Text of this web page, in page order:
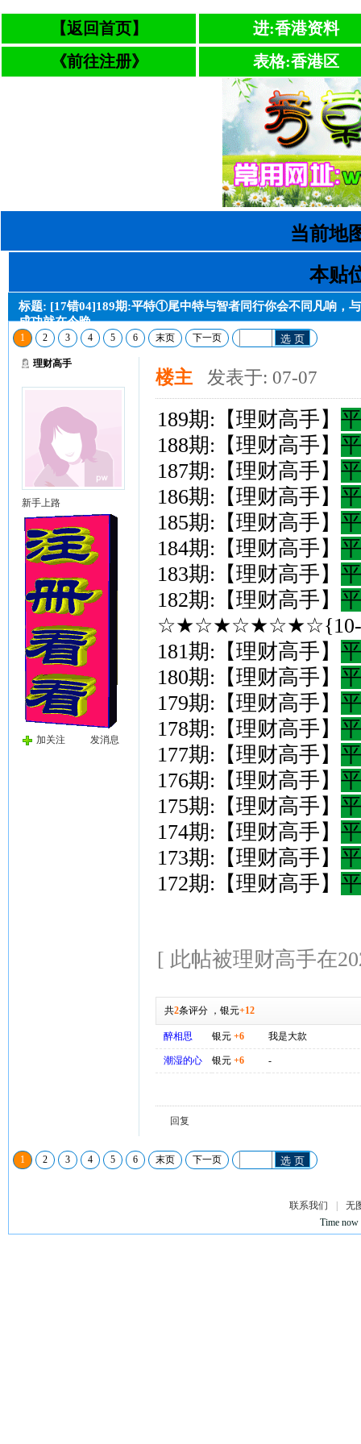
【返回首页】
进:香港资料
《前往注册》
表格:香港区
当前地
本贴
标题: [17错04]189期:平特①尾中特与智者同行你会不同凡响，
成功就在今晚。
1 2 3 4 5 6 末页 下一页 选 页
理财高手
新手上路
加关注 发消息
楼主 发表于: 07-07
189期:【理财高手】
188期:【理财高手】
187期:【理财高手】
186期:【理财高手】
185期:【理财高手】
184期:【理财高手】
183期:【理财高手】
182期:【理财高手】
☆★☆★☆★☆★☆{10-
181期:【理财高手】
180期:【理财高手】
179期:【理财高手】
178期:【理财高手】
177期:【理财高手】
176期:【理财高手】
175期:【理财高手】
174期:【理财高手】
173期:【理财高手】
172期:【理财高手】
[ 此帖被理财高手在
共2条评分， 银元+12
醉相思 银元 +6 我是大款
潮湿的心 银元 +6 -
回复
1 2 3 4 5 6 末页 下一页 选 页
联系我们
无
Time now